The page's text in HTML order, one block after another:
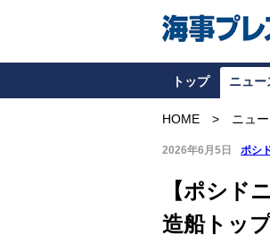
トップ ニュー
HOME ニュ
2026年6月5日 ポシ
【ポシド
造船トッ